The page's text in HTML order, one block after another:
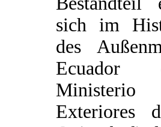
sich im
des
Ecuador
Ministerio
Exteriores